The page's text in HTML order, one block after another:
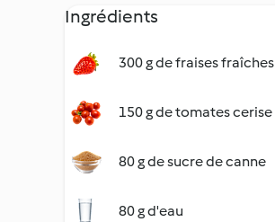
Ingrédients
300 g de fraises fraîches
150 g de tomates cerise
80 g de sucre de canne
80 g d'eau